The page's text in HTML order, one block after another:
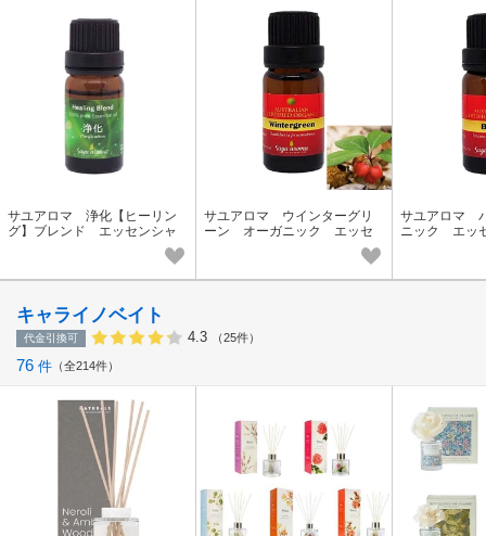
サユアロマ 浄化【ヒーリン
グ】ブレンド エッセンシャ
サユアロマ ウインターグリ
ーン オーガニック エッセ
サユアロマ
ニック エッ
キャライノベイト
代金引換可 4.3 （25件）
76 件 全214件